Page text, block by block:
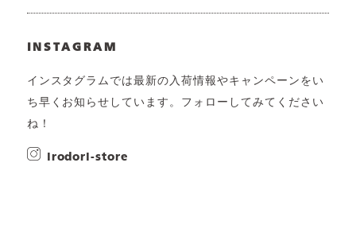
INSTAGRAM
インスタグラムでは最新の入荷情報やキャンペーンをい
ち早くお知らせしています。フォローしてみてください
ね！
irodori-store